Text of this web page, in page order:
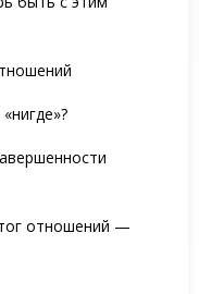
отношений —